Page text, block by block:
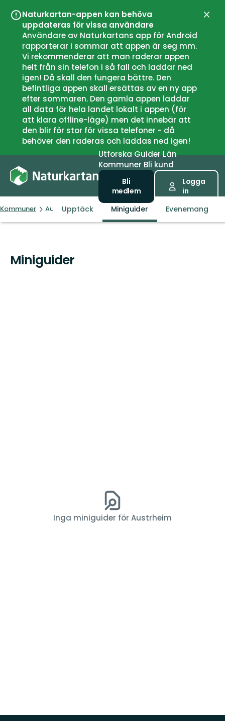
Naturkartan-appen kan behöva
uppdateras för vissa användare
Användare av Naturkartans app för Android
rapporterar i sommar att appen är seg mm.
Vi rekommenderar att man raderar appen
helt från sin telefon i så fall och laddar ned
igen! Då skall den fungera bättre. Den
befintliga appen skall ersättas av en ny app
efter sommaren. Den gamla appen laddar
all data för hela landet lokalt i appen (för
att klara offline-läge) men det innebär att
den blir för stor för vissa telefoner - då
behöver den raderas och laddas ned igen!
UtforskaGuiderLän
Kommuner Bli kund
Bli
medlem
Logga
in
Kommuner AustrheimUpptäck Miniguider Evenemang
Miniguider
Inga miniguider för Austrheim